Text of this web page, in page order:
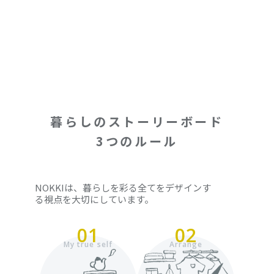
暮らしのストーリーボード
3つのルール
NOKKIは、暮らしを彩る全てをデザインす
る視点を大切にしています。
01
My true self 02
Arrange